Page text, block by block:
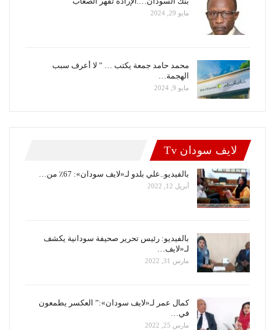
مايو 29, 2024
محمد حامد جمعة يكتب … ” لا أعرف سبب
الهجمة…
مايو 9, 2024
لايف سودان Tv
بالفيديو..علي بلدو لـ«لايف سودان»: 67٪ من…
أبريل 12, 2022
بالفيديو: رئيس تحرير صحيفة سودانية يكشف
لـ«لايف…
مارس 31, 2022
كمال عمر لـ«لايف سودان»:” العكسر يطمعون
في…
مارس 25, 2022